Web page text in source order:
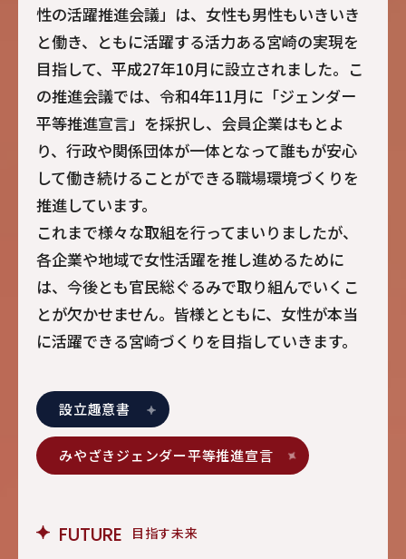
性の活躍推進会議」は、女性も男性もいきいき
と働き、ともに活躍する活力ある宮崎の実現を
目指して、平成27年10月に設立されました。こ
の推進会議では、令和4年11月に「ジェンダー
平等推進宣言」を採択し、会員企業はもとよ
り、行政や関係団体が一体となって誰もが安心
して働き続けることができる職場環境づくりを
推進しています。
これまで様々な取組を行ってまいりましたが、
各企業や地域で女性活躍を推し進めるために
は、今後とも官民総ぐるみで取り組んでいくこ
とが欠かせません。皆様とともに、女性が本当
に活躍できる宮崎づくりを目指していきます。
設立趣意書
みやざきジェンダー平等推進宣言
FUTURE 目指す未来